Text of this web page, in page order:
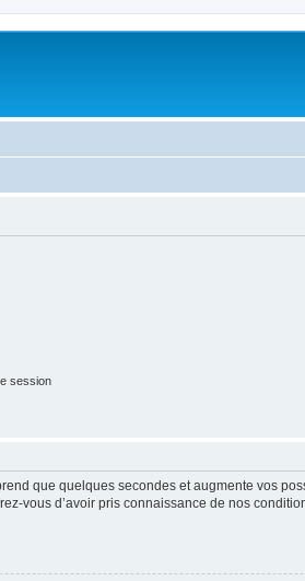
session
que quelques secondes et augmente vos
vous d’avoir pris connaissance de nos